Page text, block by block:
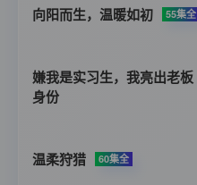
向阳而生，温暖如初 55集全
嫌我是实习生，我亮出老板
身份
温柔狩猎 60集全